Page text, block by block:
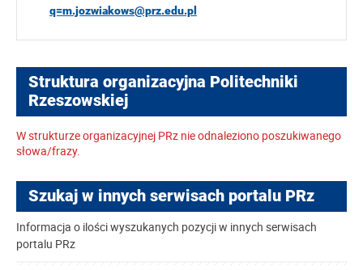
q=m.jozwiakows@prz.edu.pl
Struktura organizacyjna Politechniki
Rzeszowskiej
W strukturze organizacyjnej PRz nie odnaleziono poszukiwanego
słowa/frazy.
Szukaj w innych serwisach portalu PRz
Informacja o ilości wyszukanych pozycji w innych serwisach
portalu PRz